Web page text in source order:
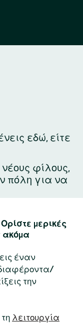
εδώ, είτε
φίλους,
πόλη για να
μερικές
ακόμα
έναν
την
λειτουργία